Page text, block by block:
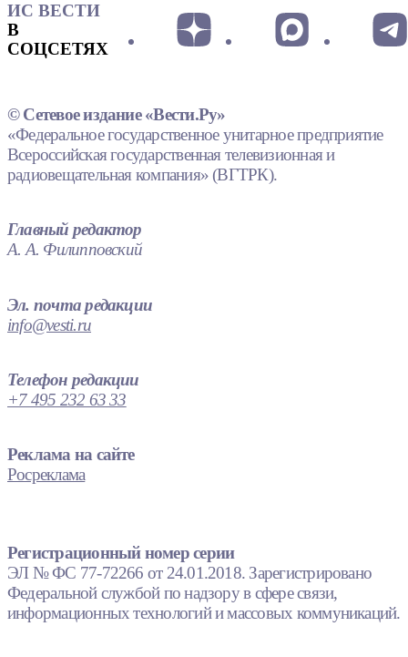
ИС ВЕСТИ
В
СОЦСЕТЯХ
© Сетевое издание «Вести.Ру»
«Федеральное государственное унитарное предприятие
Всероссийская государственная телевизионная и
радиовещательная компания» (ВГТРК).
Главный редактор
А. А. Филипповский
Эл. почта редакции
info@vesti.ru
Телефон редакции
+7 495 232 63 33
Реклама на сайте
Росреклама
Регистрационный номер серии
ЭЛ № ФС 77-72266 от 24.01.2018. Зарегистрировано
Федеральной службой по надзору в сфере связи,
информационных технологий и массовых коммуникаций.